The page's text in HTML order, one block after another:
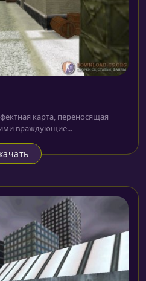
карта, переносящая
враждующие...